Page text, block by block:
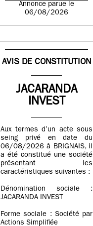
Annonce parue le
06/08/2026
AVIS DE CONSTITUTION
JACARANDA
INVEST
Aux termes d’un acte sous
seing privé en date du
06/08/2026 à BRIGNAIS, il
a été constitué une société
présentant les
caractéristiques suivantes :
Dénomination sociale :
JACARANDA INVEST
Forme sociale : Société par
Actions Simplifiée